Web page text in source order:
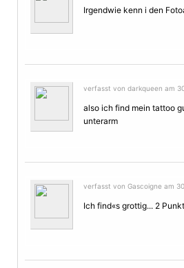
Irgendwie kenn i den
verfasst von darkqueen am
also ich find mein tattoo
unterarm
verfasst von Gascoigne am
Ich find«s grottig... 2